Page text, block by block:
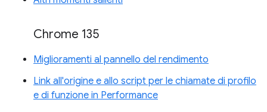
Chrome 135
Miglioramenti al pannello del rendimento
Link all'origine e allo script per le chiamate di profilo
e di funzione in Performance